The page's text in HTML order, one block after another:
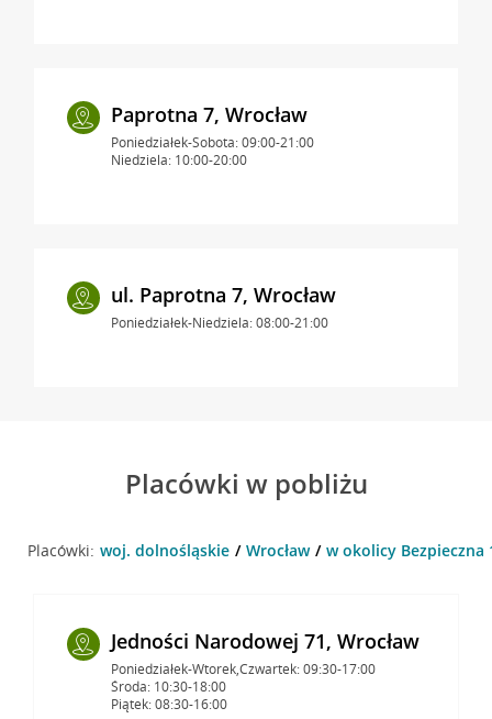
Paprotna 7, Wrocław
Poniedziałek-Sobota: 09:00-21:00
Niedziela: 10:00-20:00
ul. Paprotna 7, Wrocław
Poniedziałek-Niedziela: 08:00-21:00
Placówki w pobliżu
Placówki: woj. dolnośląskie Wrocław w okolicy Bezpieczna
Jedności Narodowej 71, Wrocław
Poniedziałek-Wtorek,Czwartek: 09:30-17:00
Środa: 10:30-18:00
Piątek: 08:30-16:00